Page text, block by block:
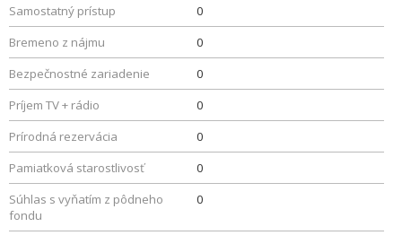
Samostatný prístup
0
Bremeno z nájmu
0
Bezpečnostné zariadenie
0
Príjem TV + rádio
0
Prírodná rezervácia
0
Pamiatková starostlivosť
0
Súhlas s vyňatím z pôdneho
fondu
0